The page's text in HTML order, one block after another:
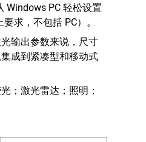
Windows PC 轻松设置
求，不包括 PC）。
输出参数来说，尺寸
成到紧凑型和移动式
；激光雷达；照明；